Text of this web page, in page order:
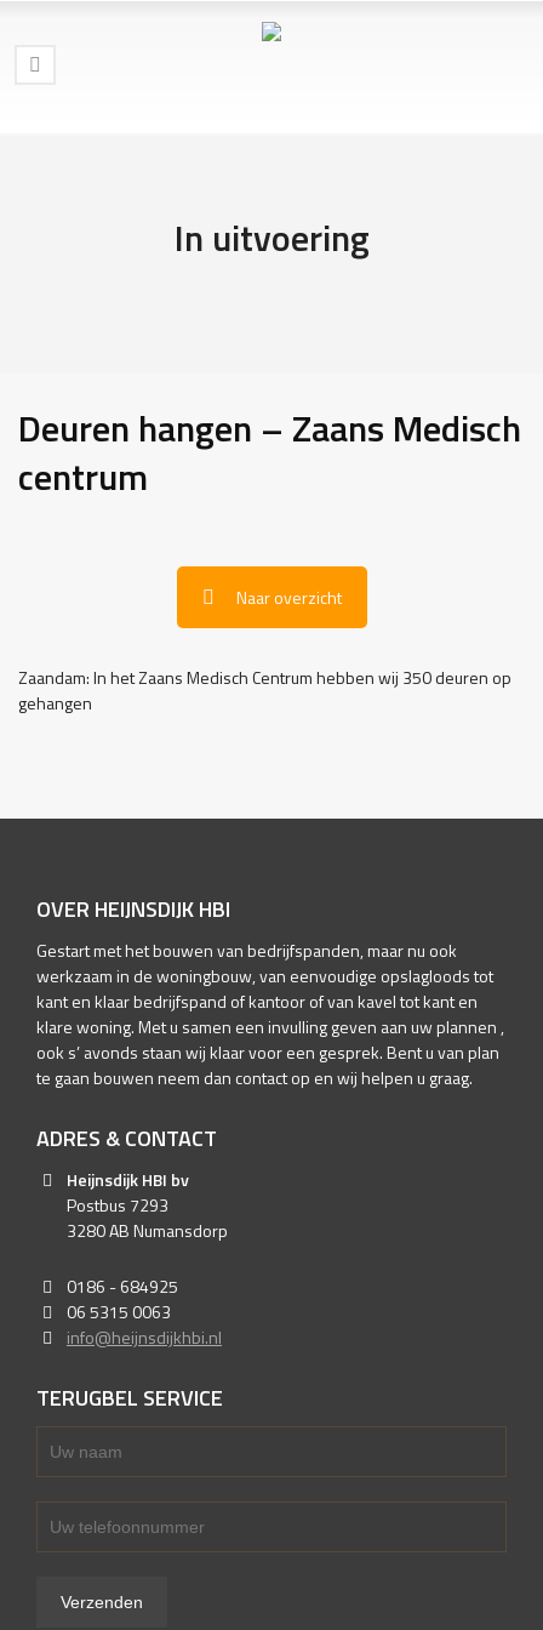
In uitvoering
Deuren hangen – Zaans Medisch
centrum
Naar overzicht
Zaandam: In het Zaans Medisch Centrum hebben wij 350 deuren op
gehangen
OVER HEIJNSDIJK HBI
Gestart met het bouwen van bedrijfspanden, maar nu ook
werkzaam in de woningbouw, van eenvoudige opslagloods tot
kant en klaar bedrijfspand of kantoor of van kavel tot kant en
klare woning. Met u samen een invulling geven aan uw plannen ,
ook s’ avonds staan wij klaar voor een gesprek. Bent u van plan
te gaan bouwen neem dan contact op en wij helpen u graag.
ADRES & CONTACT
Heijnsdijk HBI bv
Postbus 7293
3280 AB Numansdorp
0186 - 684925
06 5315 0063
info@heijnsdijkhbi.nl
TERUGBEL SERVICE